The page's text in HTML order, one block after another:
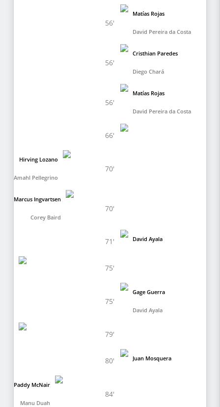
56'
Matías Rojas
David Pereira da Costa
56'
Cristhian Paredes
Diego Chará
56'
Matías Rojas
David Pereira da Costa
66'
Amahl Pellegrino
Hirving Lozano
70'
Corey Baird
Marcus Ingvartsen
70'
71' David Ayala
75'
75'
Gage Guerra
David Ayala
79'
80' Juan Mosquera
Manu Duah
Paddy McNair
84'